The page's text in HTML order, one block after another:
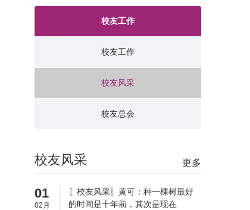
校友工作
校友工作
校友风采
校友总会
校友风采 更多
01
02月
〖校友风采〗黄可：种一棵树最好
的时间是十年前，其次是现在